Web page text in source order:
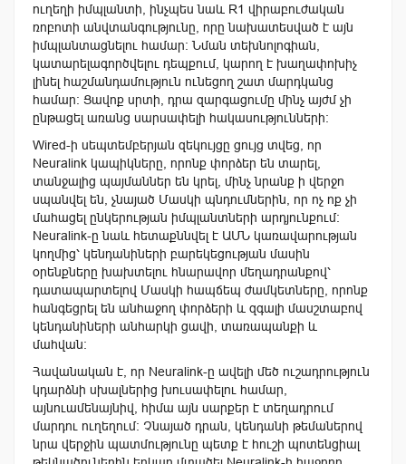
ուղեղի իմպլանտի, ինչպես նաև R1 վիրաբուժական
ռոբոտի անվտանգությունը, որը նախատեսված է այն
իմպլանտացնելու համար: Նման տեխնոլոգիան,
կատարելագործվելու դեպքում, կարող է խաղափոխիչ
լինել հաշմանդամություն ունեցող շատ մարդկանց
համար: Ցավոք սրտի, դրա զարգացումը մինչ այժմ չի
ընթացել առանց սարսափելի հակասությունների:
Wired-ի սեպտեմբերյան զեկույցը ցույց տվեց, որ
Neuralink կապիկները, որոնք փորձեր են տարել,
տանջալից պայմաններ են կրել, մինչ նրանք ի վերջո
սպանվել են, չնայած Մասկի պնդումներին, որ ոչ ոք չի
մահացել ընկերության իմպլանտների արդյունքում:
Neuralink-ը նաև հետաքննվել է ԱՄՆ կառավարության
կողմից՝ կենդանիների բարեկեցության մասին
օրենքները խախտելու հնարավոր մեղադրանքով՝
դատապարտելով Մասկի հապճեպ ժամկետները, որոնք
հանգեցրել են անհաջող փորձերի և զգալի մասշտաբով
կենդանիների անհարկի ցավի, տառապանքի և
մահվան:
Հավանական է, որ Neuralink-ը ավելի մեծ ուշադրություն
կդարձնի սխալներից խուսափելու համար,
այնուամենայնիվ, հիմա այն սարքեր է տեղադրում
մարդու ուղեղում: Չնայած դրան, կենդանի թեմաներով
նրա վերջին պատմությունը պետք է հուշի պոտենցիալ